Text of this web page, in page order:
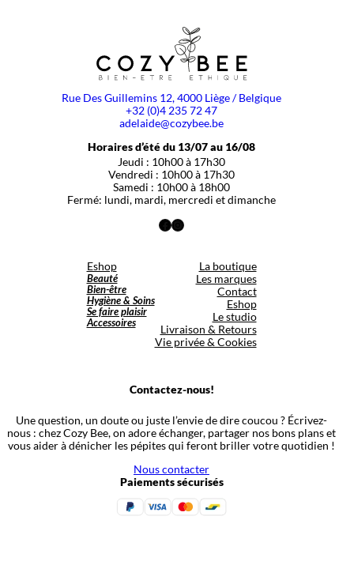
Rue Des Guillemins 12, 4000 Liège / Belgique
+32 (0)4 235 72 47
adelaide@cozybee.be
Horaires d’été du 13/07 au 16/08
Jeudi : 10h00 à 17h30
Vendredi : 10h00 à 17h30
Samedi : 10h00 à 18h00
Fermé: lundi, mardi, mercredi et dimanche
Facebook
Instagram
Eshop
Beauté
Bien-être
Hygiène & Soins
Se faire plaisir
Accessoires
La boutique
Les marques
Contact
Eshop
Le studio
Livraison & Retours
Vie privée & Cookies
Contactez-nous!
Une question, un doute ou juste l’envie de dire coucou ? Écrivez-
nous : chez Cozy Bee, on adore échanger, partager nos bons plans et
vous aider à dénicher les pépites qui feront briller votre quotidien !
Nous contacter
Paiements sécurisés